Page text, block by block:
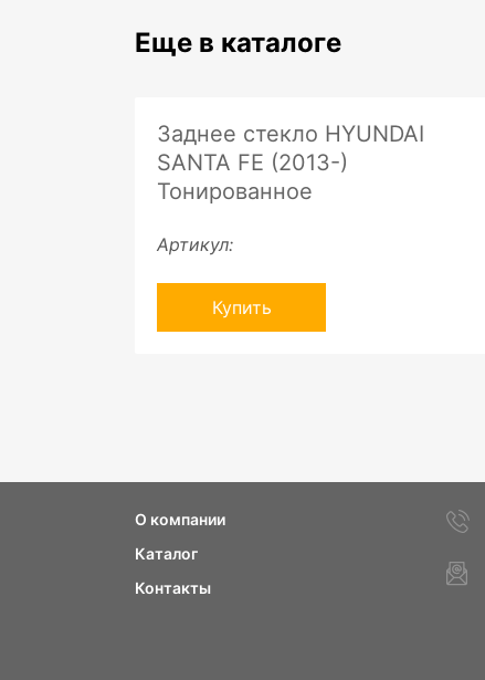
Еще в каталоге
Заднее стекло HYUNDAI
SANTA FE (2013-)
Тонированное
Артикул:
Купить
О компании
Каталог
Контакты